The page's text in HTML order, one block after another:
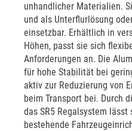
unhandlicher Materialien.
und als Unterflurlösung
einsetzbar. Erhältlich in
Höhen, passt sie sich
Anforderungen an. Die
für hohe Stabilität bei
aktiv zur Reduzierung von
beim Transport bei. Durch
das SR5 Regalsystem
bestehende